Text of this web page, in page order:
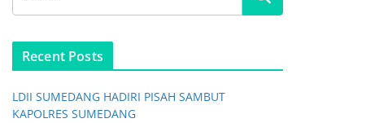
Recent Posts
LDII SUMEDANG HADIRI PISAH SAMBUT
KAPOLRES SUMEDANG